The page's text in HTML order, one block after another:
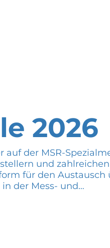
2026
der MSR-
und
für den Austausch
der Mess- und…